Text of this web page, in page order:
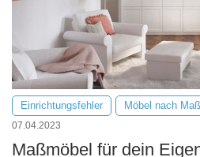
Einrichtungsfehler Möbel nach Maß
07.04.2023
Maßmöbel für dein